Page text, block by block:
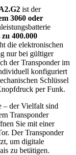
ist der
3060 oder
zu 400.000
die elektronischen
nur bei gültiger
der Transponder im
konfiguriert
Schlüssel
per Funk.
– der Vielfalt sind
Transponder
Sie mit einer
Der Transponder
um digitale
zu betätigen.